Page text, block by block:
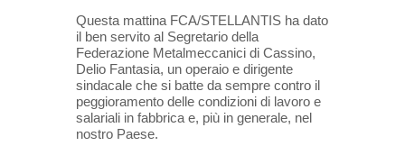
Questa mattina FCA/STELLANTIS ha dato
il ben servito al Segretario della
Federazione Metalmeccanici di Cassino,
Delio Fantasia, un operaio e dirigente
sindacale che si batte da sempre contro il
peggioramento delle condizioni di lavoro e
salariali in fabbrica e, più in generale, nel
nostro Paese.